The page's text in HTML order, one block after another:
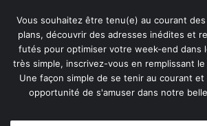
Vous souhaitez être tenu(e) au courant
plans, découvrir des adresses inédites et
futés pour optimiser votre week-end dans
très simple, inscrivez-vous en remplissant
Une façon simple de se tenir au courant
opportunité de s'amuser dans notre